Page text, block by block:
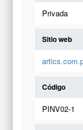
Privada
Sitio web
Código
PINV02-1